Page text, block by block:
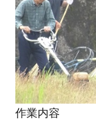
作業内容